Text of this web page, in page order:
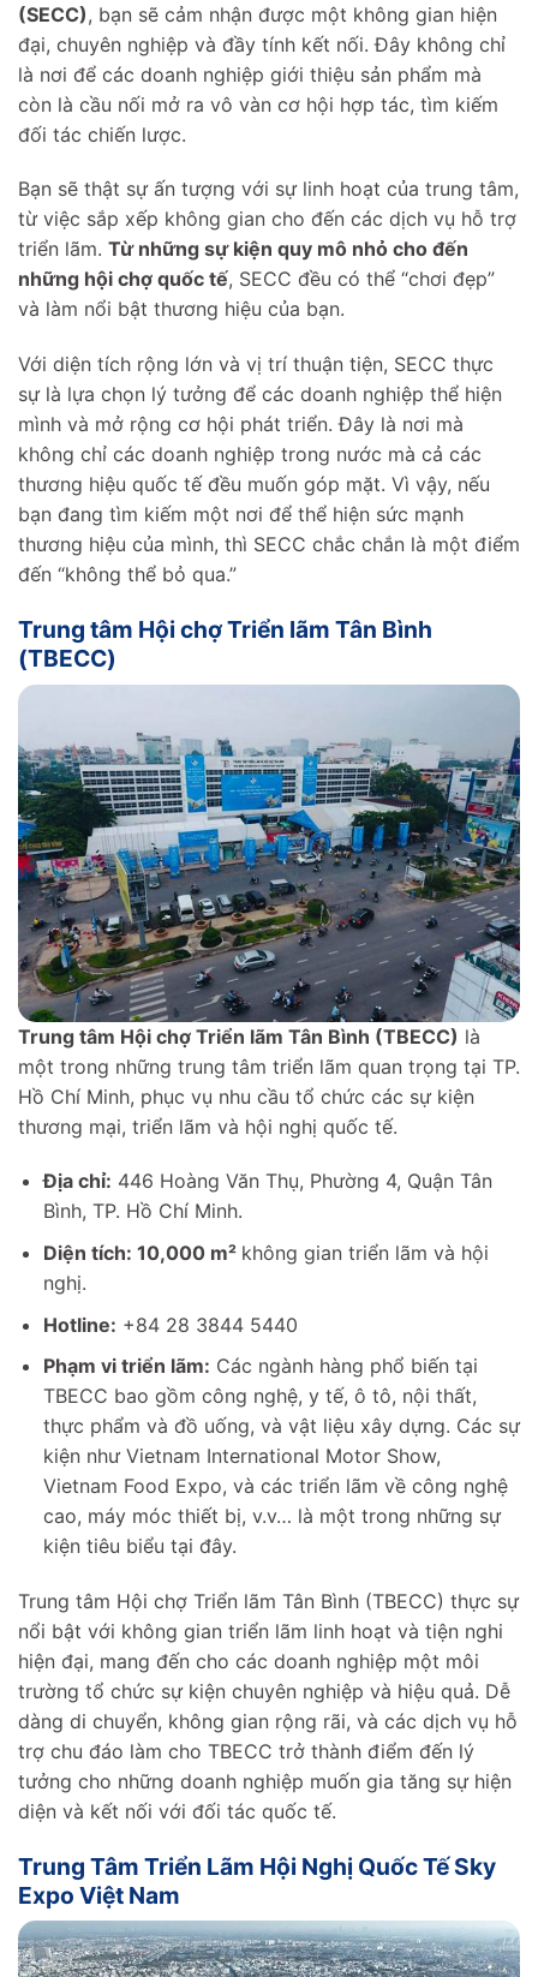
(SECC), bạn sẽ cảm nhận được một không gian hiện
đại, chuyên nghiệp và đầy tính kết nối. Đây không chỉ
là nơi để các doanh nghiệp giới thiệu sản phẩm mà
còn là cầu nối mở ra vô vàn cơ hội hợp tác, tìm kiếm
đối tác chiến lược.
Bạn sẽ thật sự ấn tượng với sự linh hoạt của trung tâm,
từ việc sắp xếp không gian cho đến các dịch vụ hỗ trợ
triển lãm. Từ những sự kiện quy mô nhỏ cho đến
những hội chợ quốc tế, SECC đều có thể “chơi đẹp”
và làm nổi bật thương hiệu của bạn.
Với diện tích rộng lớn và vị trí thuận tiện, SECC thực
sự là lựa chọn lý tưởng để các doanh nghiệp thể hiện
mình và mở rộng cơ hội phát triển. Đây là nơi mà
không chỉ các doanh nghiệp trong nước mà cả các
thương hiệu quốc tế đều muốn góp mặt. Vì vậy, nếu
bạn đang tìm kiếm một nơi để thể hiện sức mạnh
thương hiệu của mình, thì SECC chắc chắn là một điểm
đến “không thể bỏ qua.”
Trung tâm Hội chợ Triển lãm Tân Bình
(TBECC)
Trung tâm Hội chợ Triển lãm Tân Bình (TBECC) là
một trong những trung tâm triển lãm quan trọng tại TP.
Hồ Chí Minh, phục vụ nhu cầu tổ chức các sự kiện
thương mại, triển lãm và hội nghị quốc tế.
Địa chỉ: 446 Hoàng Văn Thụ, Phường 4, Quận Tân
Bình, TP. Hồ Chí Minh.
Diện tích: 10,000 m² không gian triển lãm và hội
nghị.
Hotline: +84 28 3844 5440
Phạm vi triển lãm: Các ngành hàng phổ biến tại
TBECC bao gồm công nghệ, y tế, ô tô, nội thất,
thực phẩm và đồ uống, và vật liệu xây dựng. Các sự
kiện như Vietnam International Motor Show,
Vietnam Food Expo, và các triển lãm về công nghệ
cao, máy móc thiết bị, v.v… là một trong những sự
kiện tiêu biểu tại đây.
Trung tâm Hội chợ Triển lãm Tân Bình (TBECC) thực sự
nổi bật với không gian triển lãm linh hoạt và tiện nghi
hiện đại, mang đến cho các doanh nghiệp một môi
trường tổ chức sự kiện chuyên nghiệp và hiệu quả. Dễ
dàng di chuyển, không gian rộng rãi, và các dịch vụ hỗ
trợ chu đáo làm cho TBECC trở thành điểm đến lý
tưởng cho những doanh nghiệp muốn gia tăng sự hiện
diện và kết nối với đối tác quốc tế.
Trung Tâm Triển Lãm Hội Nghị Quốc Tế Sky
Expo Việt Nam